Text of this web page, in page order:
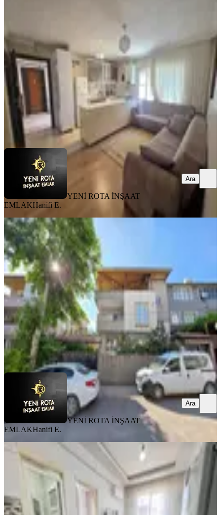
Dulkadiroğlu, Karataş Mahallesi
2+0
·60 m² · Yüksek giriş·31.07.2026
YENİ ROTA İNŞAAT EMLAK Hanifi E.
Ara
YENİ ROTA İNŞAAT
EMLAKHanifi E.
Ara
MANZARALI
Yeni Rota'dan Diş Hastanesi Civ.
Geniş 3+1 Kiralık Daire
Dulkadiroğlu, Mehmet Akif Mahallesi
·150 m² · 1. Kat 31.07.2026
18.000 ₺
YENİ ROTA İNŞAAT EMLAKHanifi E.
Ara
YENİ ROTA İNŞAAT
EMLAKHanifi E.
Ara
Yeni Rota'dan Piazza Civarı Eşyalı
1+1 Kiralık Daire
Dulkadiroğlu, Egemenlik Mahallesi
1+1